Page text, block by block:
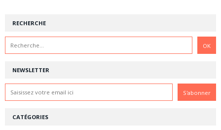
NEWSLETTER
RECHERCHE
CATÉGORIES